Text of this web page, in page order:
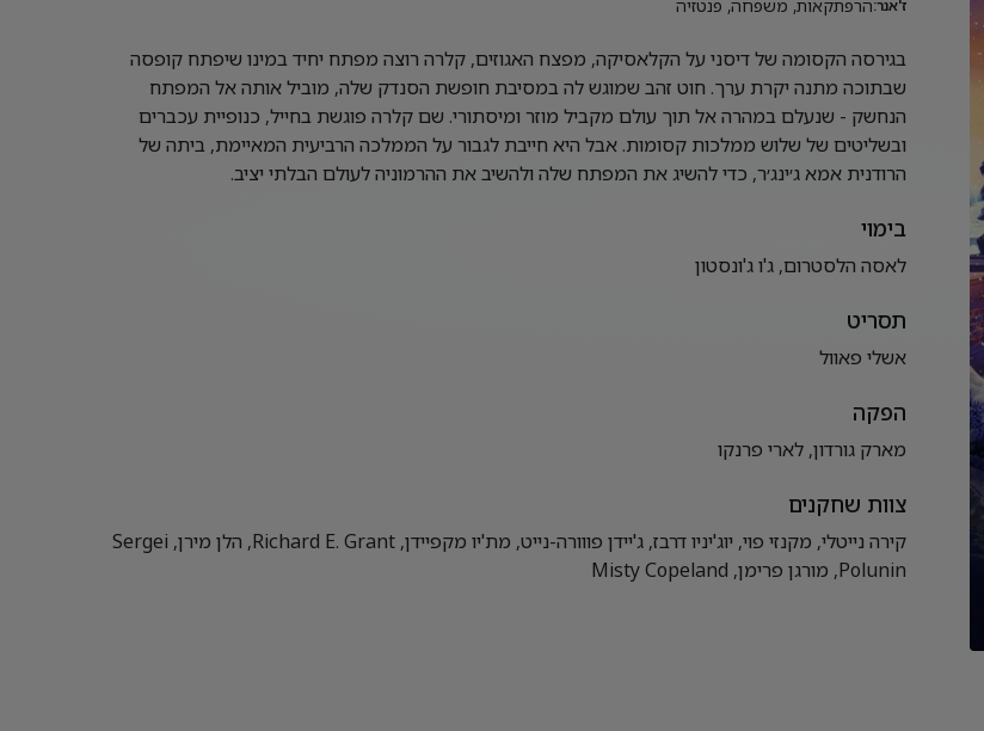
ז'אנר:הרפתקאות, משפחה, פנטזיה
בגירסה הקסומה של דיסני על הקלאסיקה, מפצח האגוזים, קלרה רוצה מפתח יחיד במינו שיפתח קופסה
שבתוכה מתנה יקרת ערך. חוט זהב שמוגש לה במסיבת חופשת הסנדק שלה, מוביל אותה אל המפתח
הנחשק - שנעלם במהרה אל תוך עולם מקביל מוזר ומיסתורי. שם קלרה פוגשת בחייל, כנופיית עכברים
ובשליטים של שלוש ממלכות קסומות. אבל היא חייבת לגבור על הממלכה הרביעית המאיימת, ביתה של
הרודנית אמא ג׳ינג׳ר, כדי להשיג את המפתח שלה ולהשיב את ההרמוניה לעולם הבלתי יציב.
בימוי
לאסה הלסטרום, ג'ו ג'ונסטון
תסריט
אשלי פאוול
הפקה
מארק גורדון, לארי פרנקו
צוות שחקנים
קירה נייטלי, מקנזי פוי, יוג'יניו דרבז, ג'יידן פווורה-נייט, מת'יו מקפיידן, Richard E. Grant, הלן מירן, Sergei
Polunin, מורגן פרימן, Misty Copeland